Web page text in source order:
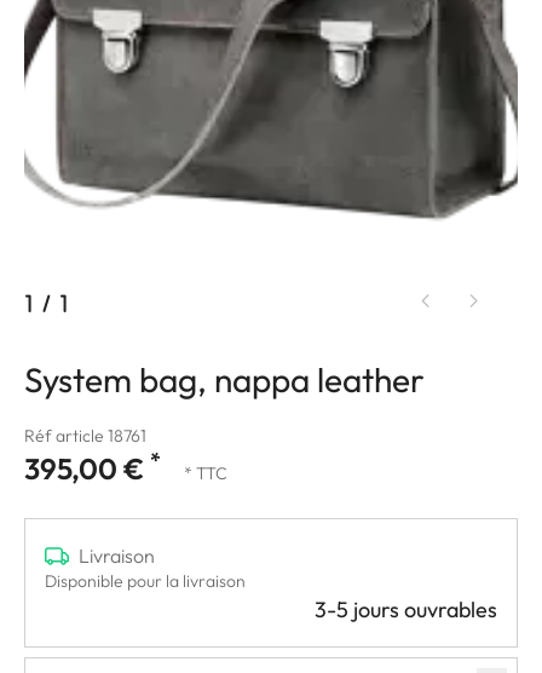
1 / 1
System bag, nappa leather
Réf article 18761
395,00 € * * TTC
Livraison
Disponible pour la livraison
3-5 jours ouvrables